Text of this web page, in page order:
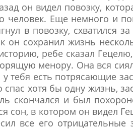
он видел повозку,
человек. Еще немного и
в повозку, схватился
он сохранил жизнь
ребе сказал
менору. Она вся
тебя есть потрясающие
хотя бы одну жизнь,
скончался и был
в котором он видел
все его отрицательные